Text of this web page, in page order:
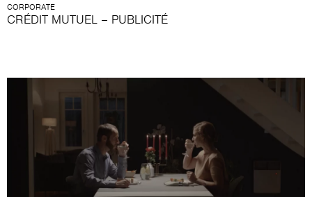
CORPORATE
CRÉDIT MUTUEL – PUBLICITÉ